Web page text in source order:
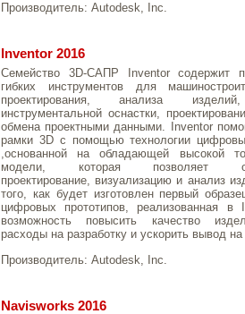
Производитель: Autodesk, Inc.
Inventor 2016
Семейство 3D-САПР Inventor содержит
гибких инструментов для
проектирования, анализа
инструментальной оснастки,
обмена проектными данными. Inventor
рамки 3D с помощью технологии
,основанной на обладающей высокой
модели, которая позволяет
проектирование, визуализацию и анализ
того, как будет изготовлен первый
цифровых прототипов, реализованная в
возможность повысить качество
расходы на разработку и ускорить вывод
Производитель: Autodesk, Inc.
Navisworks 2016